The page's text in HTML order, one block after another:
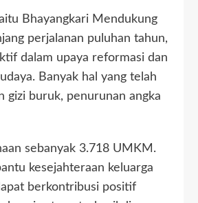
Bhayangkari Mendukung
perjalanan puluhan tahun,
dalam upaya reformasi dan
Banyak hal yang telah
gizi buruk, penurunan angka
sebanyak 3.718 UMKM.
kesejahteraan keluarga
berkontribusi positif